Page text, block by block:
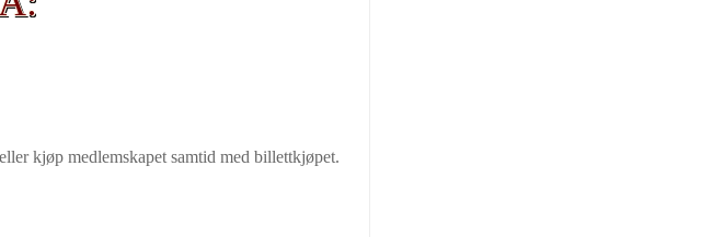
kjøp medlemskapet samtid med billettkjøpet.